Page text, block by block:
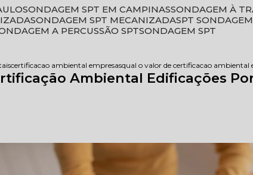
SONDAGEM SPT EM CAMPINAS SONDAGEM À
SONDAGEM SPT MECANIZADA SPT
A PERCUSSÃO SPT SONDAGEM SPT
certificacao ambiental empresasqual o valor de certificacao ambiental
Ambiental Edificações